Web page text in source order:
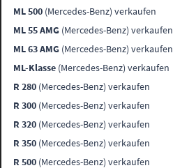
ML 500 (Mercedes-Benz) verkaufen
ML 55 AMG (Mercedes-Benz) verkaufen
ML 63 AMG (Mercedes-Benz) verkaufen
ML-Klasse (Mercedes-Benz) verkaufen
R 280 (Mercedes-Benz) verkaufen
R 300 (Mercedes-Benz) verkaufen
R 320 (Mercedes-Benz) verkaufen
R 350 (Mercedes-Benz) verkaufen
R 500 (Mercedes-Benz) verkaufen